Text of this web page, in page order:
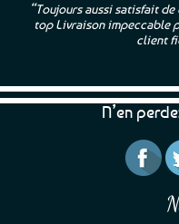
“Toujours aussi satisfait
top Livraison impeccable
client
N’en